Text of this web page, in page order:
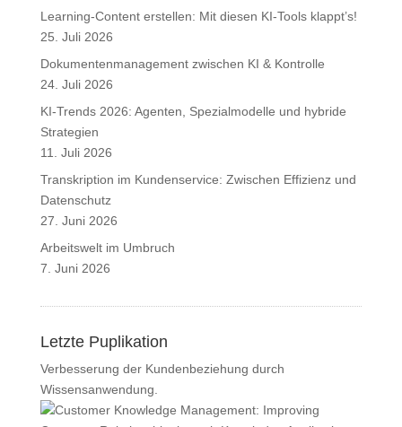
Learning-Content erstellen: Mit diesen KI-Tools klappt’s!
25. Juli 2026
Dokumentenmanagement zwischen KI & Kontrolle
24. Juli 2026
KI-Trends 2026: Agenten, Spezialmodelle und hybride
Strategien
11. Juli 2026
Transkription im Kundenservice: Zwischen Effizienz und
Datenschutz
27. Juni 2026
Arbeitswelt im Umbruch
7. Juni 2026
Letzte Puplikation
Verbesserung der Kundenbeziehung durch
Wissensanwendung.